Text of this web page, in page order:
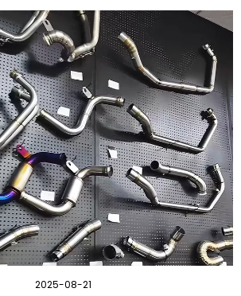
2025-08-21